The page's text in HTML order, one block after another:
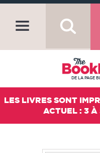
DE LA PAGE
LES LIVRES SONT
ACTUEL : 3 À